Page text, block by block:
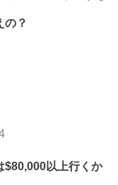
の？
$80,000以上行くか